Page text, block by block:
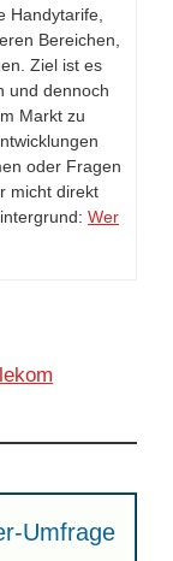
Handytarife,
Bereichen,
Ziel ist es
und dennoch
Markt zu
oder Fragen
micht direkt
Wer
Umfrage